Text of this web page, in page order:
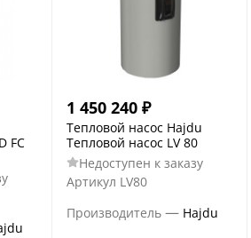
FC
1 450 240 ₽
Тепловой насос Hajdu
Тепловой насос LV 80
Недоступен к заказу
Артикул LV80
Производитель — Hajdu